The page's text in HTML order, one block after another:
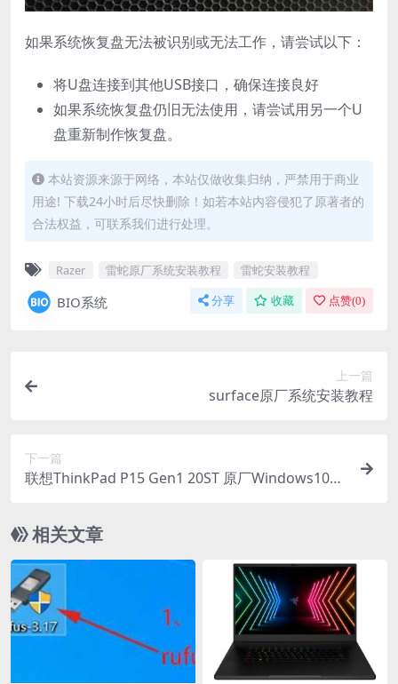
如果系统恢复盘无法被识别或无法工作，请尝试以下：
将U盘连接到其他USB接口，确保连接良好
如果系统恢复盘仍旧无法使用，请尝试用另一个U
盘重新制作恢复盘。
本站资源来源于网络，本站仅做收集归纳，严禁用于商业
用途! 下载24小时后尽快删除！如若本站内容侵犯了原著者的
合法权益，可联系我们进行处理。
Razer 雷蛇原厂系统安装教程 雷蛇安装教程
BIO系统 分享 收藏 点赞(0)
上一篇
surface原厂系统安装教程
下一篇
联想ThinkPad P15 Gen1 20ST 原厂Windows10系
相关文章